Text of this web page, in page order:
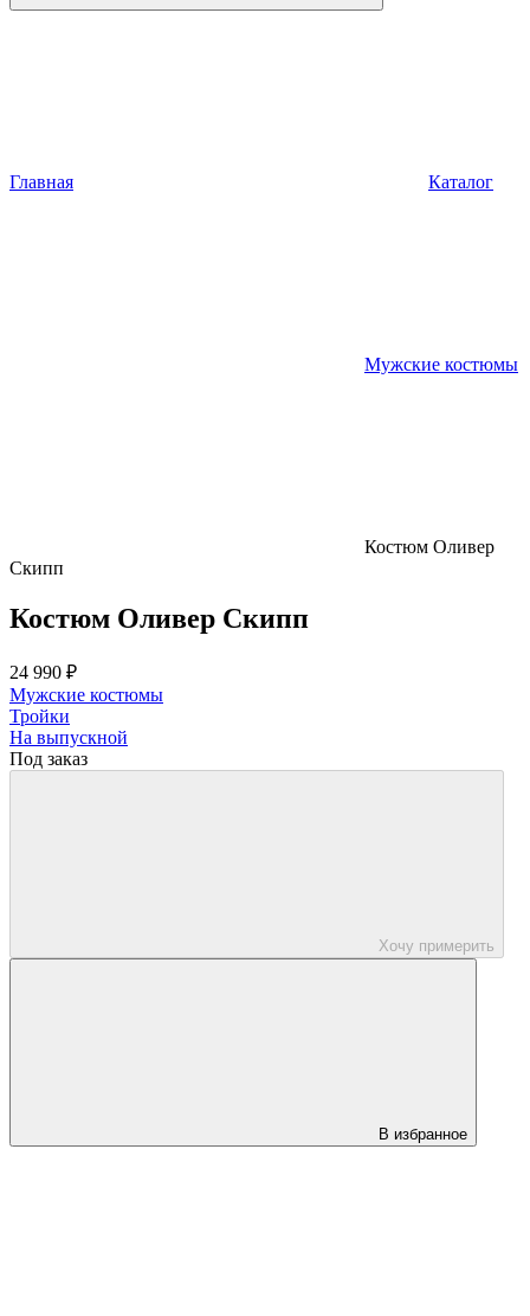
Главная Каталог
Мужские костюмы
Костюм Оливер
Скипп
Костюм Оливер Скипп
24 990 ₽
Мужские костюмы
Тройки
На выпускной
Под заказ
Хочу примерить
В избранное